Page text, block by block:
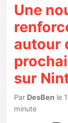
Actualités
Jeux
Mises à
Chiffres
Une
autour
sur
Par DesBen le
minute